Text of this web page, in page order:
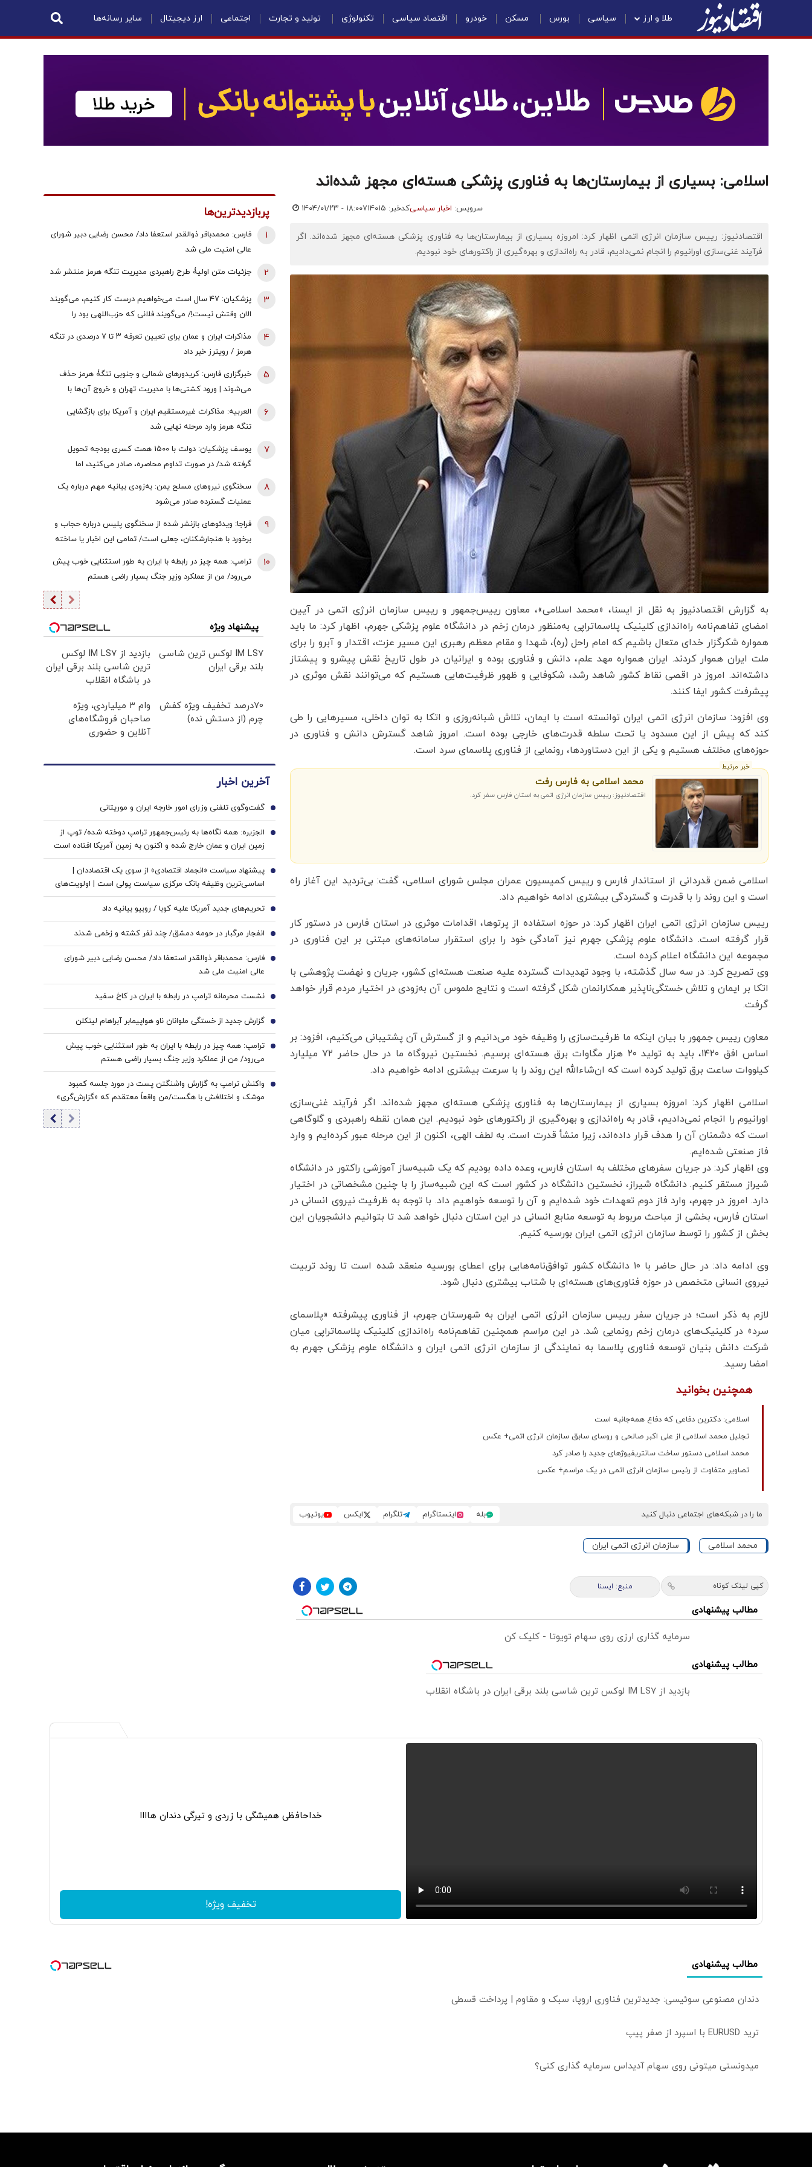
طلا و ارز سیاسی بورس مسکن خودرو اقتصاد سیاسی تکنولوژی تولید و تجارت اجتماعی ارز دیجیتال سایر رسانه‌ها
اسلامی: بسیاری از بیمارستان‌ها به فناوری پزشکی هسته‌ای مجهز شده‌اند
سرویس: اخبار سیاسیکدخبر: ۷۱۴۰۱۵ ۱۴۰۴/۰۱/۲۳ - ۱۸:۰۰
اقتصادنیوز: رییس سازمان انرژی اتمی اظهار کرد: امروزه بسیاری از بیمارستان‌ها به فناوری پزشکی هسته‌ای مجهز شده‌اند. اگر
فرآیند غنی‌سازی اورانیوم را انجام نمی‌دادیم، قادر به راه‌اندازی و بهره‌گیری از راکتورهای خود نبودیم.
به گزارش اقتصادنیوز به نقل از ایسنا، «محمد اسلامی»، معاون رییس‌جمهور و رییس سازمان انرژی اتمی در آیین
امضای تفاهم‌نامه راه‌اندازی کلینیک پلاسماتراپی به‌منظور درمان زخم در دانشگاه علوم پزشکی جهرم، اظهار کرد: ما باید
همواره شکرگزار خدای متعال باشیم که امام راحل (ره)، شهدا و مقام معظم رهبری این مسیر عزت، اقتدار و آبرو را برای
ملت ایران هموار کردند. ایران همواره مهد علم، دانش و فناوری بوده و ایرانیان در طول تاریخ نقش پیشرو و پیشتاز
داشته‌اند. امروز در اقصی نقاط کشور شاهد رشد، شکوفایی و ظهور ظرفیت‌هایی هستیم که می‌توانند نقش موثری در
پیشرفت کشور ایفا کنند.
وی افزود: سازمان انرژی اتمی ایران توانسته است با ایمان، تلاش شبانه‌روزی و اتکا به توان داخلی، مسیرهایی را طی
کند که پیش از این مسدود یا تحت سلطه قدرت‌های خارجی بوده است. امروز شاهد گسترش دانش و فناوری در
حوزه‌های مخلتف هستیم و یکی از این دستاوردها، رونمایی از فناوری پلاسمای سرد است.
خبر مرتبط
محمد اسلامی به فارس رفت
اقتصادنیوز: رییس سازمان انرژی اتمی به استان فارس سفر کرد.
اسلامی ضمن قدردانی از استاندار فارس و رییس کمیسیون عمران مجلس شورای اسلامی، گفت: بی‌تردید این آغاز راه
است و این روند را با قدرت و گستردگی بیشتری ادامه خواهیم داد.
رییس سازمان انرژی اتمی ایران اظهار کرد: در حوزه استفاده از پرتوها، اقدامات موثری در استان فارس در دستور کار
قرار گرفته است. دانشگاه علوم پزشکی جهرم نیز آمادگی خود را برای استقرار سامانه‌های مبتنی بر این فناوری در
مجموعه این دانشگاه اعلام کرده است.
وی تصریح کرد: در سه سال گذشته، با وجود تهدیدات گسترده علیه صنعت هسته‌ای کشور، جریان و نهضت پژوهشی با
اتکا بر ایمان و تلاش خستگی‌ناپذیر همکارانمان شکل گرفته است و نتایج ملموس آن به‌زودی در اختیار مردم قرار خواهد
گرفت.
معاون رییس جمهور با بیان اینکه ما ظرفیت‌سازی را وظیفه خود می‌دانیم و از گسترش آن پشتیبانی می‌کنیم، افزود: بر
اساس افق ۱۴۲۰، باید به تولید ۲۰ هزار مگاوات برق هسته‌ای برسیم. نخستین نیروگاه ما در حال حاضر ۷۲ میلیارد
کیلووات ساعت برق تولید کرده است که ان‌شاءالله این روند را با سرعت بیشتری ادامه خواهیم داد.
اسلامی اظهار کرد: امروزه بسیاری از بیمارستان‌ها به فناوری پزشکی هسته‌ای مجهز شده‌اند. اگر فرآیند غنی‌سازی
اورانیوم را انجام نمی‌دادیم، قادر به راه‌اندازی و بهره‌گیری از راکتورهای خود نبودیم. این همان نقطه راهبردی و گلوگاهی
است که دشمنان آن را هدف قرار داده‌اند، زیرا منشأ قدرت است. به لطف الهی، اکنون از این مرحله عبور کرده‌ایم و وارد
فاز صنعتی شده‌ایم.
وی اظهار کرد: در جریان سفرهای مختلف به استان فارس، وعده داده بودیم که یک شبیه‌ساز آموزشی راکتور در دانشگاه
شیراز مستقر کنیم. دانشگاه شیراز، نخستین دانشگاه در کشور است که این شبیه‌ساز را با چنین مشخصاتی در اختیار
دارد. امروز در جهرم، وارد فاز دوم تعهدات خود شده‌ایم و آن را توسعه خواهیم داد. با توجه به ظرفیت نیروی انسانی در
استان فارس، بخشی از مباحث مربوط به توسعه منابع انسانی در این استان دنبال خواهد شد تا بتوانیم دانشجویان این
بخش از کشور را توسط سازمان انرژی اتمی ایران بورسیه کنیم.
وی ادامه داد: در حال حاضر با ۱۰ دانشگاه کشور توافق‌نامه‌هایی برای اعطای بورسیه منعقد شده است تا روند تربیت
نیروی انسانی متخصص در حوزه فناوری‌های هسته‌ای با شتاب بیشتری دنبال شود.
لازم به ذکر است؛ در جریان سفر رییس سازمان انرژی اتمی ایران به شهرستان جهرم، از فناوری پیشرفته «پلاسمای
سرد» در کلینیک‌های درمان زخم رونمایی شد. در این مراسم همچنین تفاهم‌نامه راه‌اندازی کلینیک پلاسماتراپی میان
شرکت دانش بنیان توسعه فناوری پلاسما به نمایندگی از سازمان انرژی اتمی ایران و دانشگاه علوم پزشکی جهرم به
امضا رسید.
همچنین بخوانید
اسلامی: دکترین دفاعی که دفاع همه‌جانبه است
تجلیل محمد اسلامی از علی اکبر صالحی و روسای سابق سازمان انرژی اتمی+ عکس
محمد اسلامی دستور ساخت سانتریفیوژهای جدید را صادر کرد
تصاویر متفاوت از رئیس سازمان انرژی اتمی در یک مراسم+ عکس
ما را در شبکه‌های اجتماعی دنبال کنید بله اینستاگرام تلگرام ایکس یوتیوب
محمد اسلامی سازمان انرژی اتمی ایران
کپی لینک کوتاه منبع: ايسنا
مطالب پیشنهادی
سرمایه گذاری ارزی روی سهام تویوتا - کلیک کن
مطالب پیشنهادی
بازدید از IM LS7 لوکس ترین شاسی بلند برقی ایران در باشگاه انقلاب
پربازدیدترین‌ها
فارس: محمدباقر ذوالقدر استعفا داد/ محسن رضایی دبیر شورای
عالی امنیت ملی شد
1
جزئیات متن اولیۀ طرح راهبردی مدیریت تنگه هرمز منتشر شد 2
پزشکیان: ۴۷ سال است می‌خواهیم درست کار کنیم، می‌گویند
الان وقتش نیست!/ می‌گویند فلانی که حزب‌اللهی بود را
3
مذاکرات ایران و عمان برای تعیین تعرفه ۳ تا ۷ درصدی در تنگه
هرمز / رویترز خبر داد
4
خبرگزاری فارس: کریدورهای شمالی و جنوبی تنگۀ هرمز حذف
می‌شوند | ورود کشتی‌ها با مدیریت تهران و خروج آن‌ها با
مدیریت مشترک تهران و مسقط خواهد بود | عوارض برای گذر از
تنگه در قالب بهای خدمات است
5
العربیه: مذاکرات غیرمستقیم ایران و آمریکا برای بازگشایی
تنگه هرمز وارد مرحله نهایی شد
6
یوسف پزشکیان: دولت با ۱۵۰۰ همت کسری بودجه تحویل
گرفته شد/ در صورت تداوم محاصره، صادر می‌کنید، اما
نمی‌توانید واردات انجام دهید
7
سخنگوی نیروهای مسلح یمن: به‌زودی بیانیه مهم درباره یک
عملیات گسترده صادر می‌شود
8
فراجا: ویدئوهای بازنشر شده از سخنگوی پلیس درباره حجاب و
برخورد با هنجارشکنان، جعلی است/ تمامی این اخبار یا ساخته
9
ترامپ: همه چیز در رابطه با ایران به طور استثنایی خوب پیش
می‌رود/ من از عملکرد وزیر جنگ بسیار راضی هستم
10
پیشنهاد ویژه
IM LS7 لوکس ترین شاسی
بلند برقی ایران
بازدید از IM LS7 لوکس
ترین شاسی بلند برقی ایران
در باشگاه انقلاب
70درصد تخفیف ویژه کفش
چرم (از دستش نده)
وام ۳ میلیاردی، ویژه
صاحبان فروشگاه‌های
آنلاین و حضوری
آخرین اخبار
گفت‌وگوی تلفنی وزرای امور خارجه ایران و موریتانی 1
الجزیره: همه نگاه‌ها به رئیس‌جمهور ترامپ دوخته شده/ توپ از
زمین ایران و عمان خارج شده و اکنون به زمین آمریکا افتاده است
2
پیشنهاد سیاست «انجماد اقتصادی» از سوی یک اقتصاددان |
اساسی‌ترین وظیفه بانک مرکزی سیاست پولی است | اولویت‌های
بانک مرکزی در شرایط فعلی
3
تحریم‌های جدید آمریکا علیه کوبا / روبیو بیانیه داد 4
انفجار مرگبار در حومه دمشق/ چند نفر کشته و زخمی شدند 5
فارس: محمدباقر ذوالقدر استعفا داد/ محسن رضایی دبیر شورای
عالی امنیت ملی شد
6
نشست محرمانه ترامپ در رابطه با ایران در کاخ سفید 7
گزارش جدید از خستگی ملوانان ناو هواپیمابر آبراهام لینکلن 8
ترامپ: همه چیز در رابطه با ایران به طور استثنایی خوب پیش
می‌رود/ من از عملکرد وزیر جنگ بسیار راضی هستم
9
واکنش ترامپ به گزارش واشنگتن پست در مورد جلسه کمبود
موشک و اختلافش با هگست/من واقعاً معتقدم که «گزارش‌گری»
10
خداحافظی همیشگی با زردی و تیرگی دندان هاااا
تخفیف ویژه!
مطالب پیشنهادی
دندان مصنوعی سوئیسی: جدیدترین فناوری اروپا، سبک و مقاوم | پرداخت قسطی
ترید EURUSD با اسپرد از صفر پیپ
میدونستی میتونی روی سهام آدیداس سرمایه گذاری کنی؟